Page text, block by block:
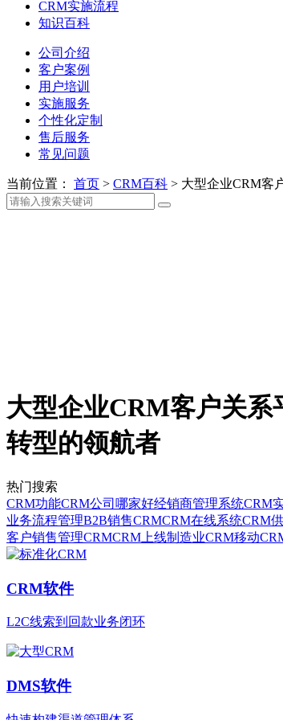
CRM实施流程
知识百科
公司介绍
客户案例
用户培训
实施服务
个性化定制
售后服务
常见问题
当前位置： 首页 > CRM百科 > 大型企业CRM客
大型企业CRM客户关
转型的领航者
热门搜索
CRM功能CRM公司哪家好经销商管理系统CRM
业务流程管理B2B销售CRMCRM在线系统CRM
客户销售管理CRMCRM上线制造业CRM移动
CRM软件
L2C线索到回款业务闭环
DMS软件